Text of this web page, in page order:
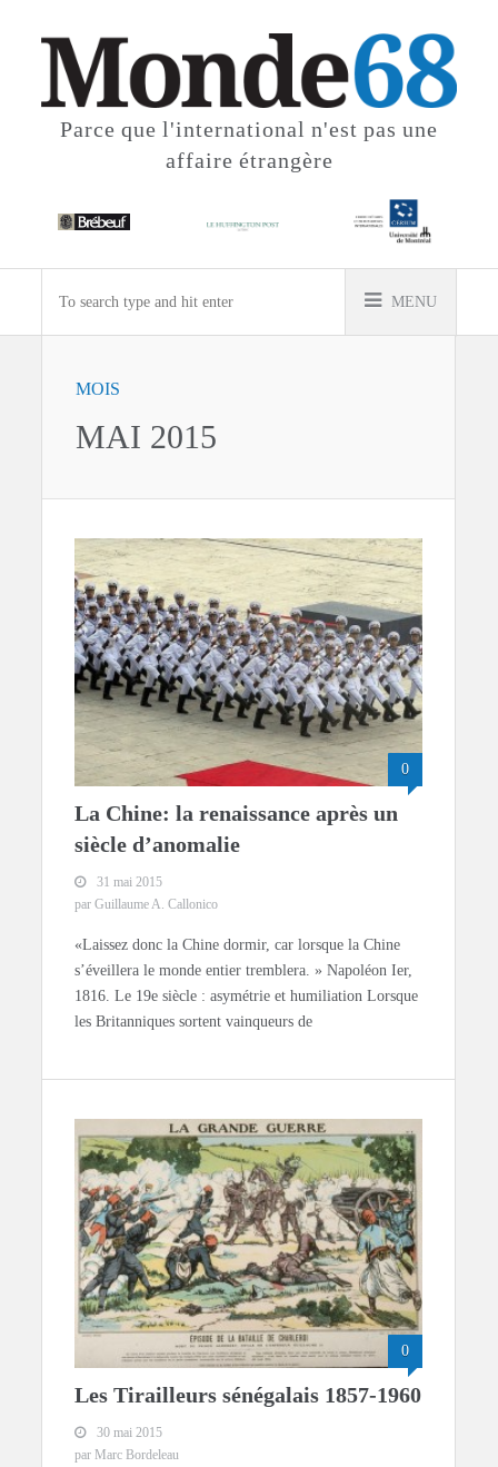
Parce que l'international n'est pas une
affaire étrangère
MENU
MOIS
MAI 2015
0
La Chine: la renaissance après un
siècle d’anomalie
31 mai 2015
par Guillaume A. Callonico
«Laissez donc la Chine dormir, car lorsque la Chine
s’éveillera le monde entier tremblera. » Napoléon Ier,
1816. Le 19e siècle : asymétrie et humiliation Lorsque
les Britanniques sortent vainqueurs de
0
Les Tirailleurs sénégalais 1857-1960
30 mai 2015
par Marc Bordeleau